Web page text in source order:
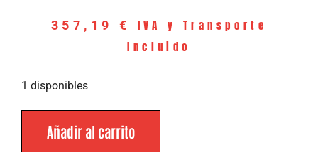
357,19 €
IVA y Transporte
Incluido
1 disponibles
Añadir al carrito